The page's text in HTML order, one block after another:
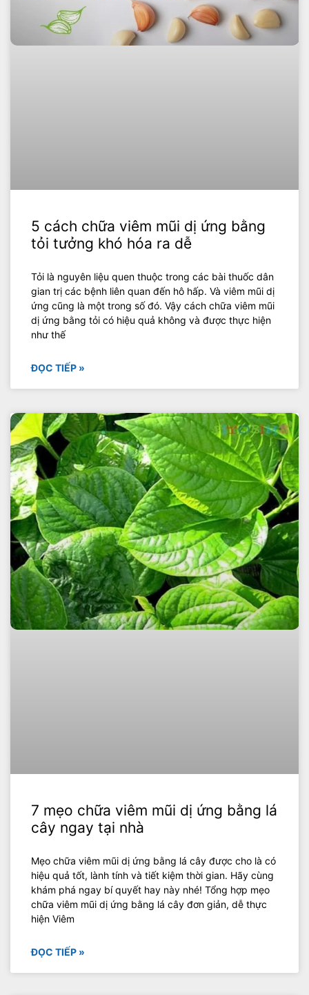
5 cách chữa viêm mũi dị ứng bằng
tỏi tưởng khó hóa ra dễ
Tỏi là nguyên liệu quen thuộc trong các bài thuốc dân
gian trị các bệnh liên quan đến hô hấp. Và viêm mũi dị
ứng cũng là một trong số đó. Vậy cách chữa viêm mũi
dị ứng bằng tỏi có hiệu quả không và được thực hiện
như thế
ĐỌC TIẾP »
7 mẹo chữa viêm mũi dị ứng bằng lá
cây ngay tại nhà
Mẹo chữa viêm mũi dị ứng bằng lá cây được cho là có
hiệu quả tốt, lành tính và tiết kiệm thời gian. Hãy cùng
khám phá ngay bí quyết hay này nhé! Tổng hợp mẹo
chữa viêm mũi dị ứng bằng lá cây đơn giản, dễ thực
hiện Viêm
ĐỌC TIẾP »